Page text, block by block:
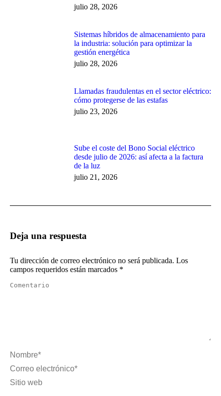
julio 28, 2026
Sistemas híbridos de almacenamiento para
la industria: solución para optimizar la
gestión energética
julio 28, 2026
Llamadas fraudulentas en el sector eléctrico:
cómo protegerse de las estafas
julio 23, 2026
Sube el coste del Bono Social eléctrico
desde julio de 2026: así afecta a la factura
de la luz
julio 21, 2026
Deja una respuesta
Tu dirección de correo electrónico no será publicada. Los
campos requeridos están marcados *
Comentario
Nombre *
Correo electrónico *
Sitio web